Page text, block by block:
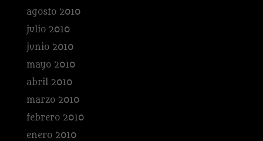
agosto 2010
julio 2010
junio 2010
mayo 2010
abril 2010
marzo 2010
febrero 2010
enero 2010